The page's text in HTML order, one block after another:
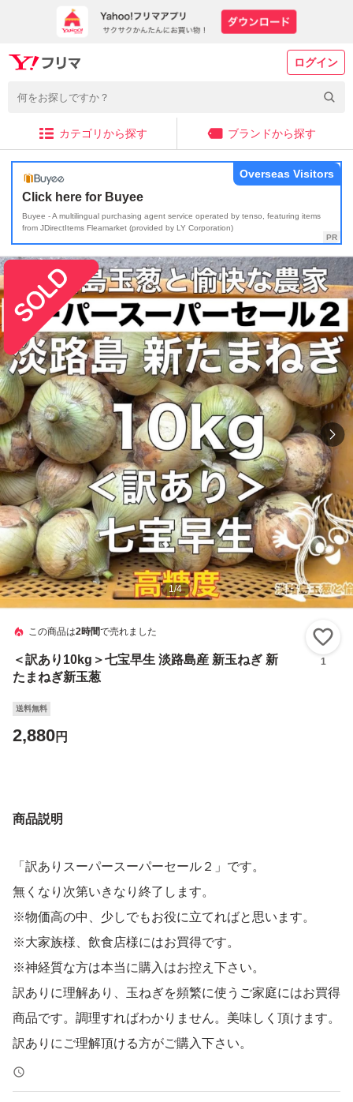
ログイン
カテゴリから探す ブランドから探す
Click here for Buyee
Buyee - A multilingual purchasing agent service operated by tenso, featuring items
from JDirectItems Fleamarket (provided by LY Corporation)
Overseas Visitors
1/4
この商品は2時間で売れました
＜訳あり10kg＞七宝早生 淡路島産 新玉ねぎ 新
たまねぎ新玉葱
1
送料無料
2,880円
商品説明
「訳ありスーパースーパーセール２」です。
無くなり次第いきなり終了します。
※物価高の中、少しでもお役に立てればと思います。
※大家族様、飲食店様にはお買得です。
※神経質な方は本当に購入はお控え下さい。
訳ありに理解あり、玉ねぎを頻繁に使うご家庭にはお買得
商品です。調理すればわかりません。美味しく頂けます。
訳ありにご理解頂ける方がご購入下さい。
------------------------
◎商品:新たまねぎ